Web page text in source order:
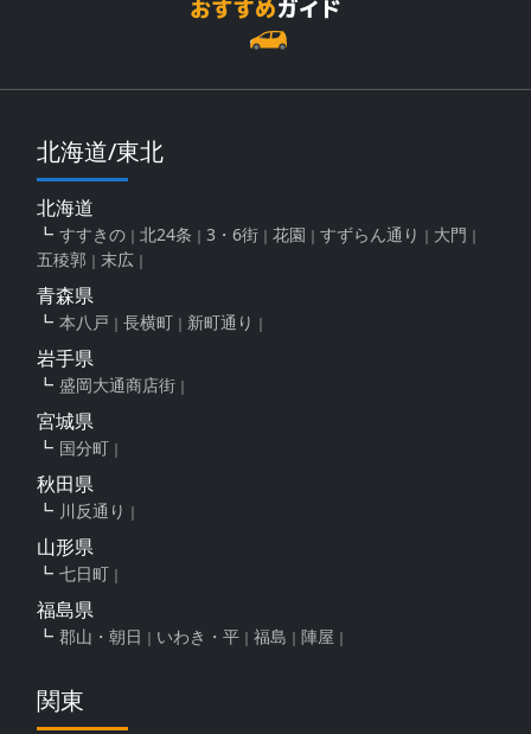
北海道/東北
北海道
すすきの 北24条 3・6街 花園 すずらん通り
大門
五稜郭
末広
青森県
本八戸 長横町 新町通り
岩手県
盛岡大通商店街
宮城県
国分町
秋田県
川反通り
山形県
七日町
福島県
郡山・朝日 いわき・平 福島 陣屋
関東